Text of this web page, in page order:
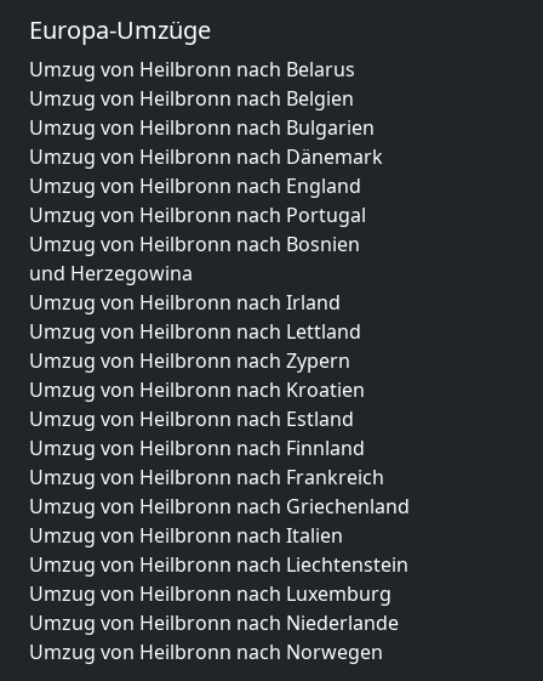
Europa-Umzüge
Umzug von Heilbronn nach Belarus
Umzug von Heilbronn nach Belgien
Umzug von Heilbronn nach Bulgarien
Umzug von Heilbronn nach Dänemark
Umzug von Heilbronn nach England
Umzug von Heilbronn nach Portugal
Umzug von Heilbronn nach Bosnien
und Herzegowina
Umzug von Heilbronn nach Irland
Umzug von Heilbronn nach Lettland
Umzug von Heilbronn nach Zypern
Umzug von Heilbronn nach Kroatien
Umzug von Heilbronn nach Estland
Umzug von Heilbronn nach Finnland
Umzug von Heilbronn nach Frankreich
Umzug von Heilbronn nach Griechenland
Umzug von Heilbronn nach Italien
Umzug von Heilbronn nach Liechtenstein
Umzug von Heilbronn nach Luxemburg
Umzug von Heilbronn nach Niederlande
Umzug von Heilbronn nach Norwegen